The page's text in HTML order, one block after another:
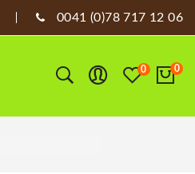
0041 (0)78 717 12 06
0 0